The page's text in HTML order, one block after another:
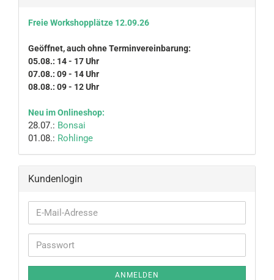
Freie Workshopplätze 12.09.26
Geöffnet, auch ohne Terminvereinbarung:
05.08.: 14 - 17 Uhr
07.08.: 09 - 14 Uhr
08.08.: 09 - 12 Uhr
Neu im Onlineshop:
28.07.: Bonsai
01.08.: Rohlinge
Kundenlogin
E-
Mail-
Passwort
ANMELDEN